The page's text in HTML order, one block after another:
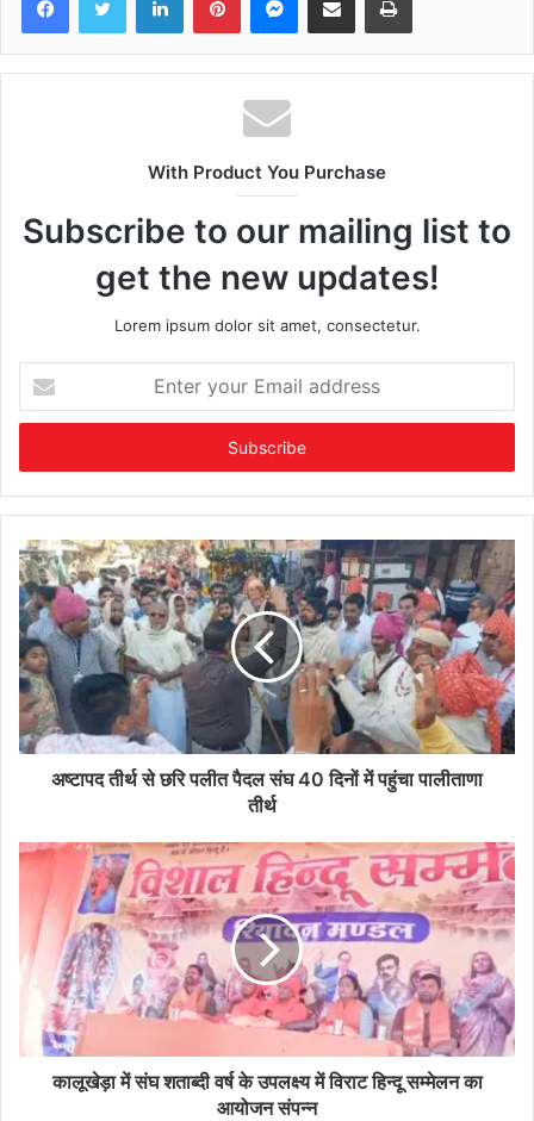
With Product You Purchase
Subscribe to our mailing list to
get the new updates!
Lorem ipsum dolor sit amet, consectetur.
your
Email
अष्टापद तीर्थ से छरि पलीत पैदल संघ 40 दिनों में पहुंचा पालीताणा
तीर्थ
कालूखेड़ा में संघ शताब्दी वर्ष के उपलक्ष्य में विराट हिन्दू सम्मेलन का
आयोजन संपन्न